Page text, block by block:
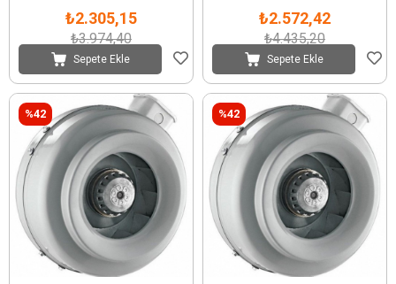
₺2.305,15
₺3.974,40
Sepete Ekle
₺2.572,42
₺4.435,20
Sepete Ekle
%42 %42